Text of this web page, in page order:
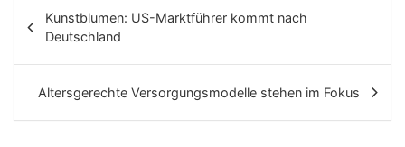
e
i
r
Kunstblumen: US-Marktführer kommt nach
Deutschland
Altersgerechte Versorgungsmodelle stehen im Fokus